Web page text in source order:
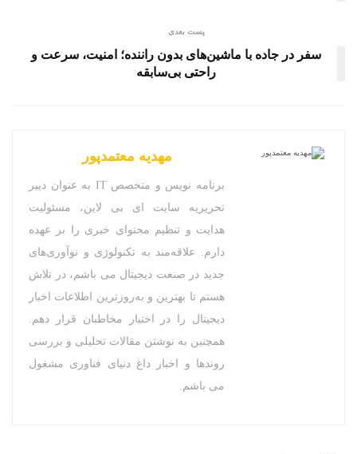
پست بعدی
سفر در جاده با ماشین‌های بدون راننده؛ امنیت، سرعت و
راحتی بی‌سابقه
مهدیه معتمدپور
برنامه نویس و متخصص IT به عنوان دبیر
تحریریه سایت ای بی لاین، مسئولیت
هدایت و تنظیم محتوای خبری را بر عهده
دارم. علاقه‌مند به تکنولوژی و نوآوری‌های
جدید در صنعت دیجیتال می باشم، در تلاش
هستم تا بهترین و به‌روزترین اطلاعات اخبار
دیجیتال را در اختیار مخاطبان قرار دهم.
همچنین به نوشتن مقالات تحلیلی و بررسی
روندها و اخبار داغ دنیای فناوری مشغول
می باشم.